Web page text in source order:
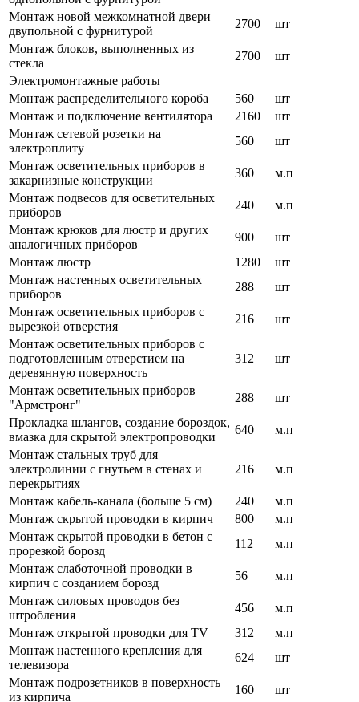
Монтаж новой межкомнатной двери
двупольной с фурнитурой
2700
шт
Монтаж блоков, выполненных из
стекла
2700
шт
Электромонтажные работы
Монтаж распределительного короба
560
шт
Монтаж и подключение вентилятора
2160
шт
Монтаж сетевой розетки на
электроплиту
560
шт
Монтаж осветительных приборов в
закарнизные конструкции
360
м.п
Монтаж подвесов для осветительных
приборов
240
м.п
Монтаж крюков для люстр и других
аналогичных приборов
900
шт
Монтаж люстр
1280
шт
Монтаж настенных осветительных
приборов
288
шт
Монтаж осветительных приборов с
вырезкой отверстия
216
шт
Монтаж осветительных приборов с
подготовленным отверстием на
деревянную поверхность
312 шт
Монтаж осветительных приборов
"Армстронг"
288
шт
Прокладка шлангов, создание бороздок,
вмазка для скрытой электропроводки
640
м.п
Монтаж стальных труб для
электролинии с гнутьем в стенах и
перекрытиях
216 м.п
Монтаж кабель-канала (больше 5 см) 240
м.п
Монтаж скрытой проводки в кирпич
800
м.п
Монтаж скрытой проводки в бетон с
прорезкой борозд
112
м.п
Монтаж слаботочной проводки в
кирпич с созданием борозд
56
м.п
Монтаж силовых проводов без
штробления
456
м.п
Монтаж открытой проводки для TV
312
м.п
Монтаж настенного крепления для
телевизора
624
шт
Монтаж подрозетников в поверхность
из кирпича
160
шт